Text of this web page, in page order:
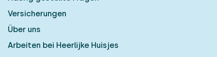
Versicherungen
Über uns
Arbeiten bei Heerlijke Huisjes